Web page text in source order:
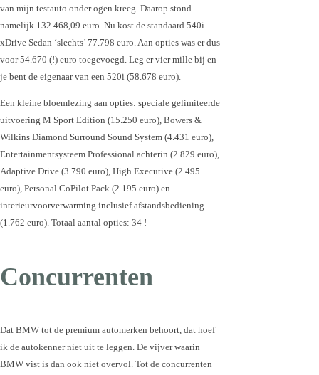
van mijn testauto onder ogen kreeg. Daarop stond
namelijk 132.468,09 euro. Nu kost de standaard 540i
xDrive Sedan ‘slechts’ 77.798 euro. Aan opties was er dus
voor 54.670 (!) euro toegevoegd. Leg er vier mille bij en
je bent de eigenaar van een 520i (58.678 euro).
Een kleine bloemlezing aan opties: speciale gelimiteerde
uitvoering M Sport Edition (15.250 euro), Bowers &
Wilkins Diamond Surround Sound System (4.431 euro),
Entertainmentsysteem Professional achterin (2.829 euro),
Adaptive Drive (3.790 euro), High Executive (2.495
euro), Personal CoPilot Pack (2.195 euro) en
interieurvoorverwarming inclusief afstandsbediening
(1.762 euro). Totaal aantal opties: 34 !
Concurrenten
Dat BMW tot de premium automerken behoort, dat hoef
ik de autokenner niet uit te leggen. De vijver waarin
BMW vist is dan ook niet overvol. Tot de concurrenten